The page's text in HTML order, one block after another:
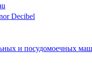
Decibel
и посудомоечных